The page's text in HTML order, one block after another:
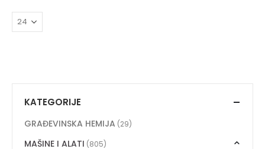
KATEGORIJE
GRAĐEVINSKA HEMIJA (29)
MAŠINE I ALATI (805)